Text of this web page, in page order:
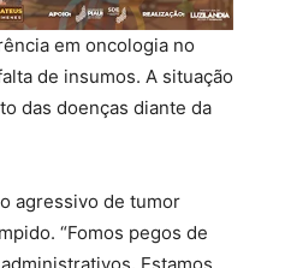
em oncologia no
de insumos. A situação
das doenças diante da
agressivo de tumor
“Fomos pegos de